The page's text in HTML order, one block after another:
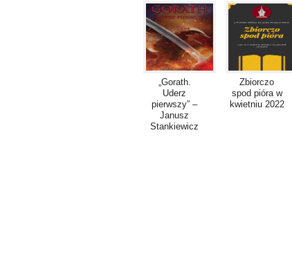
„Gorath.
Uderz
pierwszy” –
Janusz
Stankiewicz
Zbiorczo
spod pióra w
kwietniu 2022